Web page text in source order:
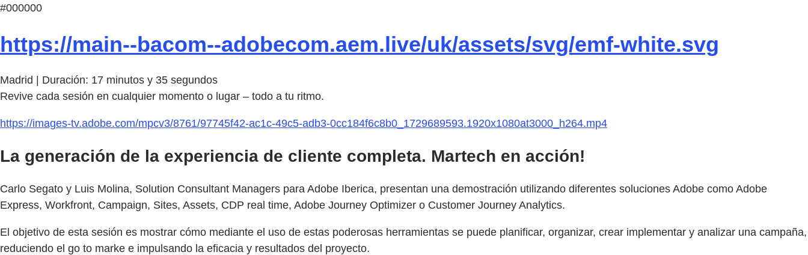
#000000
https://main--bacom--adobecom.aem.live/uk/assets/svg/emf-white.svg
Madrid | Duración: 17 minutos y 35 segundos
Revive cada sesión en cualquier momento o lugar – todo a tu ritmo.
https://images-tv.adobe.com/mpcv3/8761/97745f42-ac1c-49c5-adb3-0cc184f6c8b0_1729689593.1920x1080at3000_h264.mp4
La generación de la experiencia de cliente completa. Martech en acción!
Carlo Segato y Luis Molina, Solution Consultant Managers para Adobe Iberica, presentan una demostración utilizando diferentes soluciones Adobe como Adobe
Express, Workfront, Campaign, Sites, Assets, CDP real time, Adobe Journey Optimizer o Customer Journey Analytics.
El objetivo de esta sesión es mostrar cómo mediante el uso de estas poderosas herramientas se puede planificar, organizar, crear implementar y analizar una campaña,
reduciendo el go to marke e impulsando la eficacia y resultados del proyecto.